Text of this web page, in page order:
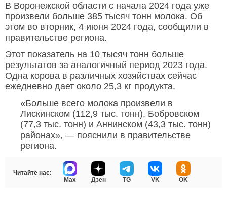
В Воронежской области с начала 2024 года уже
произвели больше 385 тысяч тонн молока. Об
этом во вторник, 4 июня 2024 года, сообщили в
правительстве региона.
Этот показатель на 10 тысяч тонн больше
результатов за аналогичный период 2023 года.
Одна корова в различных хозяйствах сейчас
ежедневно дает около 25,3 кг продукта.
«Больше всего молока произвели в
Лискинском (112,9 тыс. тонн), Бобровском
(77,3 тыс. тонн) и Аннинском (43,3 тыс. тонн)
районах», — пояснили в правительстве
региона.
Читайте нас:
Max
Дзен TG VK OK